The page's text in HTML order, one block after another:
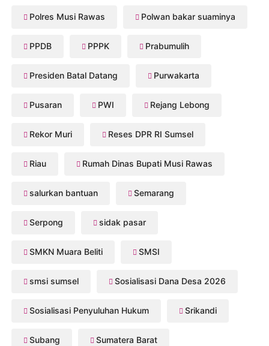
Polres Musi Rawas Polwan bakar suaminya
PPDB PPPK Prabumulih
Presiden Batal Datang Purwakarta
Pusaran PWI Rejang Lebong
Rekor Muri Reses DPR RI Sumsel
Riau Rumah Dinas Bupati Musi Rawas
salurkan bantuan Semarang
Serpong sidak pasar
SMKN Muara Beliti SMSI
smsi sumsel Sosialisasi Dana Desa 2026
Sosialisasi Penyuluhan Hukum Srikandi
Subang Sumatera Barat